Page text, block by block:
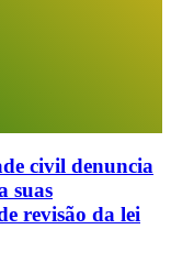
civil denuncia
suas
revisão da lei